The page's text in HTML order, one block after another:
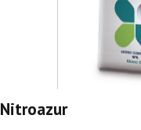
Nitroazur